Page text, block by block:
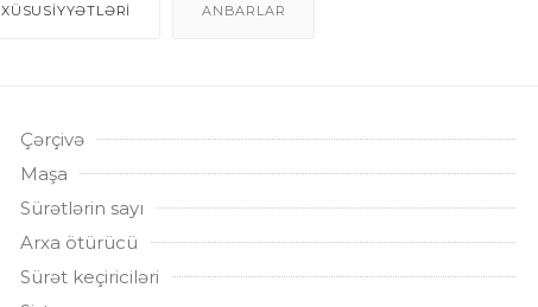
XÜSUSİYYƏTLƏRİ ANBARLAR
Çərçivə
Maşa
Sürətlərin sayı
Arxa ötürücü
Sürət keçiriciləri